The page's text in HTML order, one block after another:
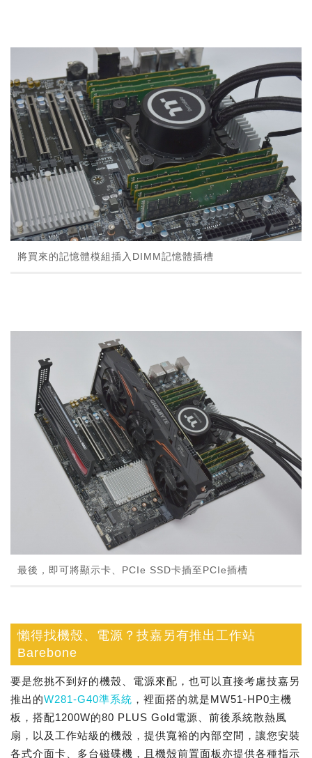
將買來的記憶體模組插入DIMM記憶體插槽
最後，即可將顯示卡、PCIe SSD卡插至PCIe插槽
懶得找機殼、電源？技嘉另有推出工作站
Barebone
要是您挑不到好的機殼、電源來配，也可以直接考慮技嘉另
推出的W281-G40準系統 ，裡面搭的就是MW51-HP0主機
板，搭配1200W的80 PLUS Gold電源、前後系統散熱風
扇，以及工作站級的機殼，提供寬裕的內部空間，讓您安裝
各式介面卡、多台磁碟機，且機殼前置面板亦提供各種指示